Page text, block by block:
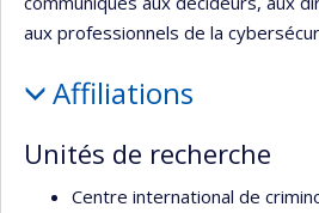
aux professionnels de la
Affiliations
Unités de recherche
Centre international de